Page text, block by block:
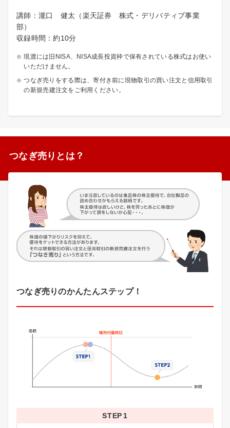
講師：瀧口 健太（楽天証券 株式・デリバティブ事業
部）
収録時間：約10分
現渡には旧NISA、NISA成長投資枠で保有されている株式はお使い
いただけません。
つなぎ売りをする際は、寄付き前に現物取引の買い注文と信用取引
の新規売建注文をご利用ください。
つなぎ売りとは？
つなぎ売りのかんたんステップ！
STEP